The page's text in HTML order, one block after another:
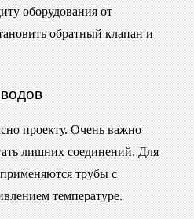
оборудования от
обратный клапан и
проекту. Очень важно
лишних соединений. Для
трубы с
температуре.